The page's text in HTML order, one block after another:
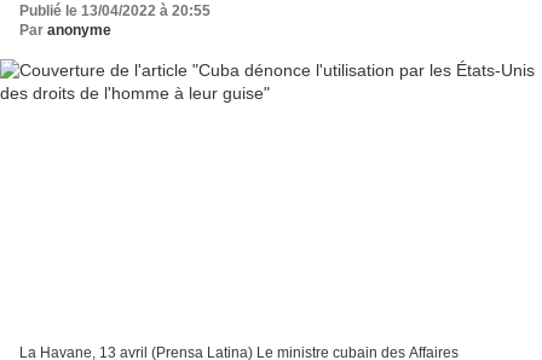
Publié le 13/04/2022 à 20:55
Par anonyme
La Havane, 13 avril (Prensa Latina) Le ministre cubain des Affaires